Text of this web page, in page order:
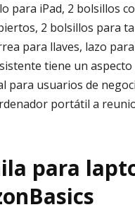
para iPad, 2 bolsillos
2 bolsillos para
para llaves, lazo
tiene un
para usuarios de
portátil a
para